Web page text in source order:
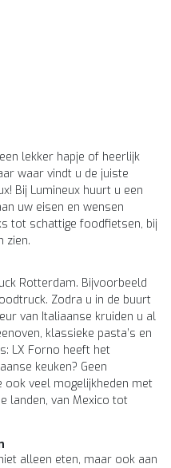
lekker hapje of heerlijk
waar vindt u de juiste
Bij Lumineux huurt u een
uw eisen en wensen
tot schattige foodfietsen, bij
zien.
Rotterdam. Bijvoorbeeld
Zodra u in de buurt
van Italiaanse kruiden u al
klassieke pasta’s en
LX Forno heeft het
keuken? Geen
ook veel mogelijkheden met
landen, van Mexico tot
alleen eten, maar ook aan